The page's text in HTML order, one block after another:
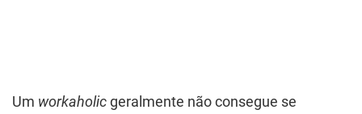
Um workaholic geralmente não consegue se